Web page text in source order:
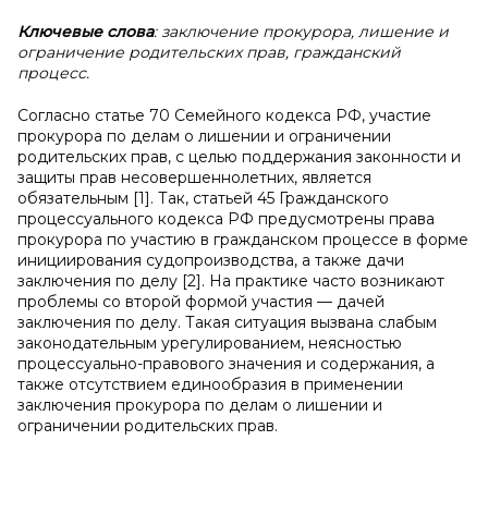
Ключевые слова: заключение прокурора, лишение и
ограничение родительских прав, гражданский
процесс.
Согласно статье 70 Семейного кодекса РФ, участие
прокурора по делам о лишении и ограничении
родительских прав, с целью поддержания законности и
защиты прав несовершеннолетних, является
обязательным [1]. Так, статьей 45 Гражданского
процессуального кодекса РФ предусмотрены права
прокурора по участию в гражданском процессе в форме
инициирования судопроизводства, а также дачи
заключения по делу [2]. На практике часто возникают
проблемы со второй формой участия — дачей
заключения по делу. Такая ситуация вызвана слабым
законодательным урегулированием, неясностью
процессуально-правового значения и содержания, а
также отсутствием единообразия в применении
заключения прокурора по делам о лишении и
ограничении родительских прав.